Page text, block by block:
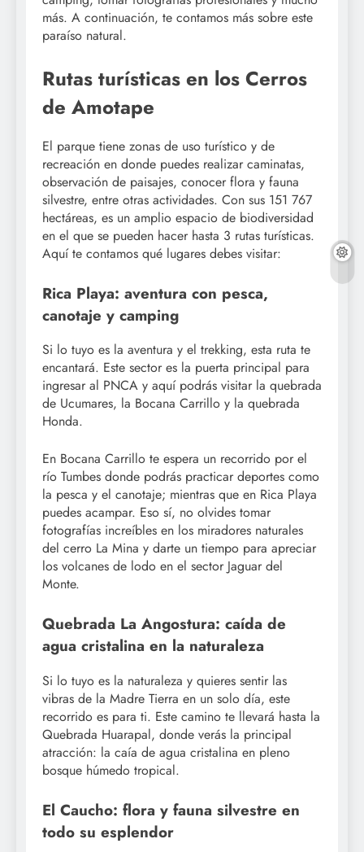
más. A continuación, te contamos más sobre este
paraíso natural.
Rutas turísticas en los Cerros
de Amotape
El parque tiene zonas de uso turístico y de
recreación en donde puedes realizar caminatas,
observación de paisajes, conocer flora y fauna
silvestre, entre otras actividades. Con sus 151 767
hectáreas, es un amplio espacio de biodiversidad
en el que se pueden hacer hasta 3 rutas turísticas.
Aquí te contamos qué lugares debes visitar:
Rica Playa: aventura con pesca,
canotaje y camping
Si lo tuyo es la aventura y el trekking, esta ruta te
encantará. Este sector es la puerta principal para
ingresar al PNCA y aquí podrás visitar la quebrada
de Ucumares, la Bocana Carrillo y la quebrada
Honda.
En Bocana Carrillo te espera un recorrido por el
río Tumbes donde podrás practicar deportes como
la pesca y el canotaje; mientras que en Rica Playa
puedes acampar. Eso sí, no olvides tomar
fotografías increíbles en los miradores naturales
del cerro La Mina y darte un tiempo para apreciar
los volcanes de lodo en el sector Jaguar del
Monte.
Quebrada La Angostura: caída de
agua cristalina en la naturaleza
Si lo tuyo es la naturaleza y quieres sentir las
vibras de la Madre Tierra en un solo día, este
recorrido es para ti. Este camino te llevará hasta la
Quebrada Huarapal, donde verás la principal
atracción: la caía de agua cristalina en pleno
bosque húmedo tropical.
El Caucho: flora y fauna silvestre en
todo su esplendor